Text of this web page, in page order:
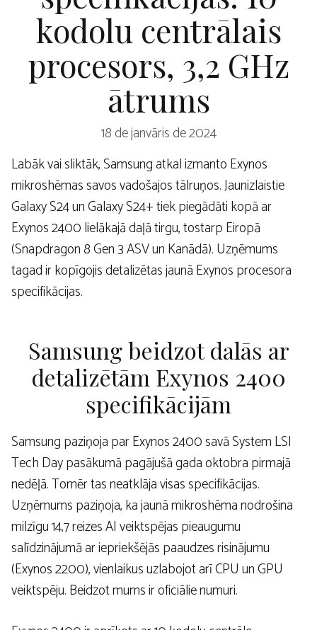
kodolu centrālais
procesors, 3,2 GHz
ātrums
18 de janvāris de 2024
Labāk vai sliktāk, Samsung atkal izmanto Exynos
mikroshēmas savos vadošajos tālruņos. Jaunizlaistie
Galaxy S24 un Galaxy S24+ tiek piegādāti kopā ar
Exynos 2400 lielākajā daļā tirgu, tostarp Eiropā
(Snapdragon 8 Gen 3 ASV un Kanādā). Uzņēmums
tagad ir kopīgojis detalizētas jaunā Exynos procesora
specifikācijas.
Samsung beidzot dalās ar
detalizētām Exynos 2400
specifikācijām
Samsung paziņoja par Exynos 2400 savā System LSI
Tech Day pasākumā pagājušā gada oktobra pirmajā
nedēļā. Tomēr tas neatklāja visas specifikācijas.
Uzņēmums paziņoja, ka jaunā mikroshēma nodrošina
milzīgu 14,7 reizes AI veiktspējas pieaugumu
salīdzinājumā ar iepriekšējās paaudzes risinājumu
(Exynos 2200), vienlaikus uzlabojot arī CPU un GPU
veiktspēju. Beidzot mums ir oficiālie numuri.